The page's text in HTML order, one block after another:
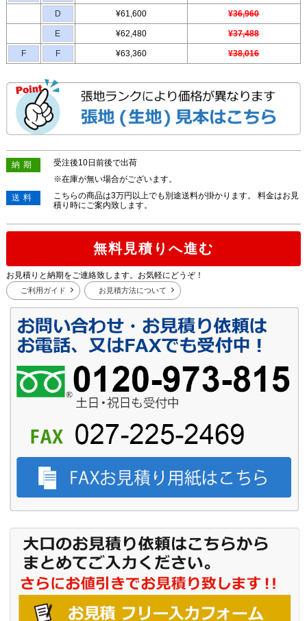
D ¥61,600 ¥36,960
E ¥62,480 ¥37,488
F F ¥63,360 ¥38,016
納期
受注後10日前後で出荷
※在庫が無い場合がございます。
送料
こちらの商品は3万円以上でも別途送料が掛かります。 料金はお見
積り時にご案内致します。
無料見積りへ進む
お見積りと納期をご連絡致します。お気軽にどうぞ！
ご利用ガイド お見積方法について